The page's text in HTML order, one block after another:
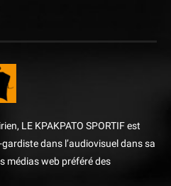
LE KPAKPATO SPORTIF est
dans l’audiovisuel dans sa
médias web préféré des